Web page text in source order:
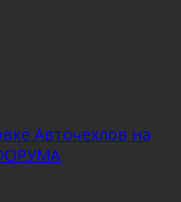
Авточехлов на